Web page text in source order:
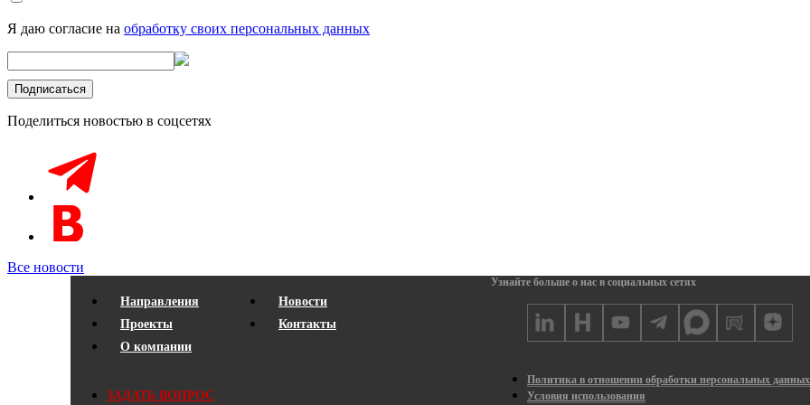
Я даю согласие на обработку своих персональных данных
Поделиться новостью в соцсетях
Все новости
Направления
Проекты
О компании
Новости
Контакты
ЗАДАТЬ ВОПРОС
Узнайте больше о нас в социальных сетях
Политика в отношении обработки персональных данных
Условия использования